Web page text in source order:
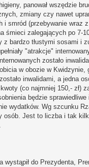
panował wszędzie
zmiany czy nawet
i smród (przebywanie wraz
śmieci zalegających po 7-
z bardzo tłustymi sosami i
"atrakcje"
zostało
w obozie w Kwidzynie,
inwalidami, a jedna
(co najmniej 150,- zł)
będzie sprawiedliwe
wydatków. Wg szcunku
osób. Jest to liczba i tak
wystąpił do Prezydenta,